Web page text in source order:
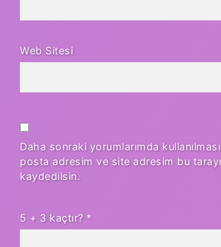
Web Sitesi
Daha sonraki yorumlarımda
posta adresim ve site adresim bu
kaydedilsin.
5 + 3 kaçtır? *